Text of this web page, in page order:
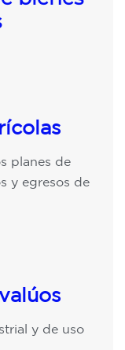
planes de
y egresos de
y de uso